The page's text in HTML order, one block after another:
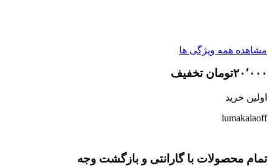
مشاهده همه ویژگی ها
۲۰٬۰۰۰تومان تخفیف
اولین خرید
lumakalaoff
تمام محصولات با گارانتی و بازگشت وجه